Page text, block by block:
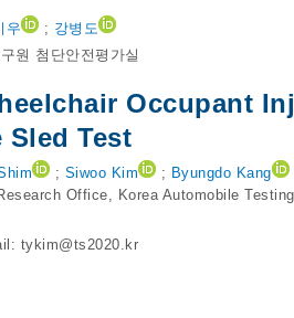
우 ; 강병도
원 첨단안전평가실
Occupant
Sled Test
; Siwoo Kim ; Byungdo Kang
Office, Korea Automobile
tykim@ts2020.kr